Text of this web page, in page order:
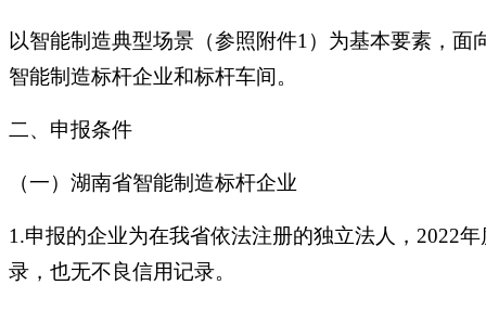
以智能制造典型场景（参照附件1）为基本要素，
智能制造标杆企业和标杆车间。
二、申报条件
（一）湖南省智能制造标杆企业
1.申报的企业为在我省依法注册的独立法人，2022
录，也无不良信用记录。